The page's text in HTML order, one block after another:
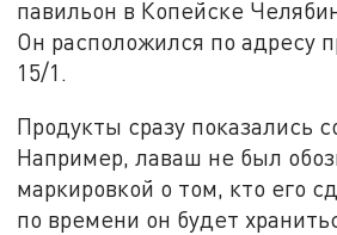
павильон в Копейске
Он расположился по адресу
15/1.
Продукты сразу показались
Например, лаваш не был
маркировкой о том, кто его
по времени он будет